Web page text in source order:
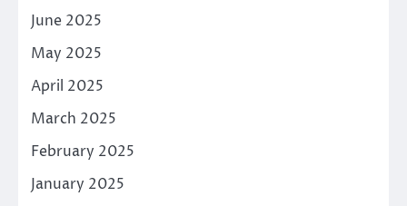
June 2025
May 2025
April 2025
March 2025
February 2025
January 2025